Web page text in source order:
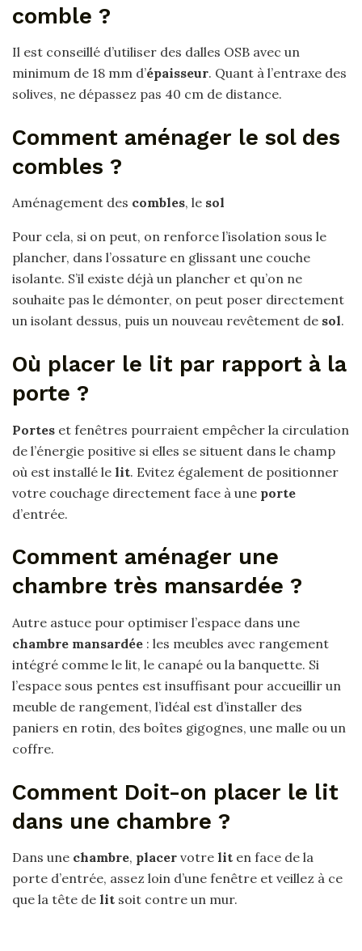
comble ?
Il est conseillé d’utiliser des dalles OSB avec un
minimum de 18 mm d’épaisseur. Quant à l’entraxe des
solives, ne dépassez pas 40 cm de distance.
Comment aménager le sol des
combles ?
Aménagement des combles, le sol
Pour cela, si on peut, on renforce l’isolation sous le
plancher, dans l’ossature en glissant une couche
isolante. S’il existe déjà un plancher et qu’on ne
souhaite pas le démonter, on peut poser directement
un isolant dessus, puis un nouveau revêtement de sol.
Où placer le lit par rapport à la
porte ?
Portes et fenêtres pourraient empêcher la circulation
de l’énergie positive si elles se situent dans le champ
où est installé le lit. Evitez également de positionner
votre couchage directement face à une porte
d’entrée.
Comment aménager une
chambre très mansardée ?
Autre astuce pour optimiser l’espace dans une
chambre mansardée : les meubles avec rangement
intégré comme le lit, le canapé ou la banquette. Si
l’espace sous pentes est insuffisant pour accueillir un
meuble de rangement, l’idéal est d’installer des
paniers en rotin, des boîtes gigognes, une malle ou un
coffre.
Comment Doit-on placer le lit
dans une chambre ?
Dans une chambre, placer votre lit en face de la
porte d’entrée, assez loin d’une fenêtre et veillez à ce
que la tête de lit soit contre un mur.